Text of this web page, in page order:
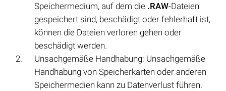
Speichermedium, auf dem die .RAW-Dateien
gespeichert sind, beschädigt oder fehlerhaft ist,
können die Dateien verloren gehen oder
beschädigt werden.
Unsachgemäße Handhabung: Unsachgemäße
Handhabung von Speicherkarten oder anderen
Speichermedien kann zu Datenverlust führen.